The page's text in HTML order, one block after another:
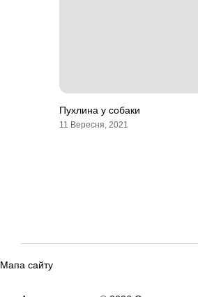
Пухлина у собаки
11 Вересня, 2021
Мапа сайту